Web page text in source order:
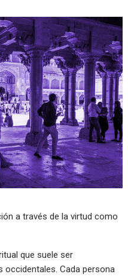
a través de la virtud como
que suele ser
occidentales. Cada persona